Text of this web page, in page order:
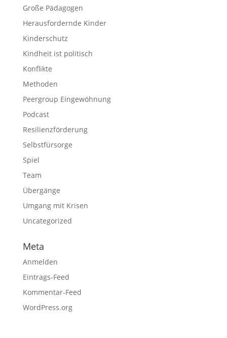
Große Pädagogen
Herausfordernde Kinder
Kinderschutz
Kindheit ist politisch
Konflikte
Methoden
Peergroup Eingewöhnung
Podcast
Resilienzförderung
Selbstfürsorge
Spiel
Team
Übergänge
Umgang mit Krisen
Uncategorized
Meta
Anmelden
Eintrags-Feed
Kommentar-Feed
WordPress.org